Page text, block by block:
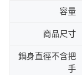
容量
商品尺寸
鍋身直徑不含把
手